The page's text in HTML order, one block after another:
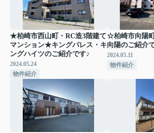
★柏崎市西山町・RC造3階建て
マンション★キングパレス・キ
ングハイツのご紹介です♪
2024.05.24
物件紹介
☆柏崎市向陽
向陽のご紹介
2024.05.11
物件紹介